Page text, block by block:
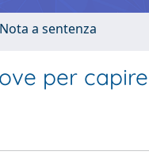
a sentenza
per capire